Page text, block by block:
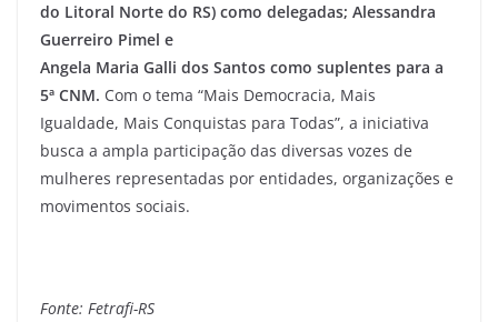
do Litoral Norte do RS) como delegadas; Alessandra
Guerreiro Pimel e
Angela Maria Galli dos Santos como suplentes para a
5ª CNM. Com o tema “Mais Democracia, Mais
Igualdade, Mais Conquistas para Todas”, a iniciativa
busca a ampla participação das diversas vozes de
mulheres representadas por entidades, organizações e
movimentos sociais.
Fonte: Fetrafi-RS